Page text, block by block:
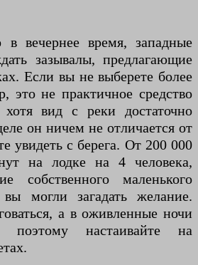
вечернее время, западные
зазывалы, предлагающие
Если вы не выберете более
это не практичное средство
вид с реки достаточно
он ничем не отличается от
увидеть с берега. От 200 000
на лодке на 4 человека,
собственного маленького
могли загадать желание.
а в оживленные ночи
поэтому настаивайте на